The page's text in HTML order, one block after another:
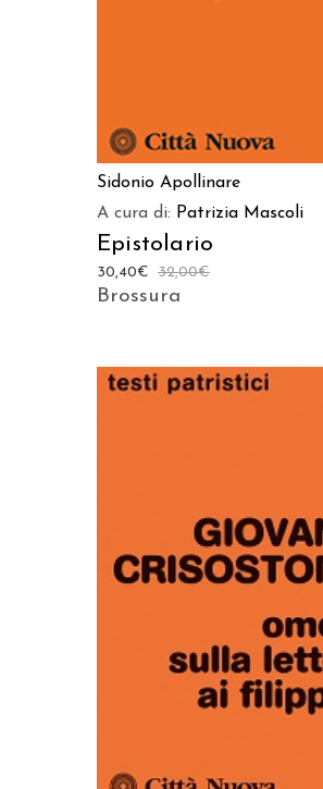
Sidonio Apollinare
A cura di: Patrizia Mascoli
Epistolario
32,00€
30,40€
Brossura
AGGIUNGI AL CARRELLO